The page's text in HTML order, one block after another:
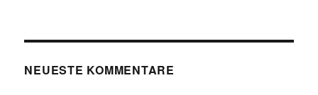
NEUESTE KOMMENTARE